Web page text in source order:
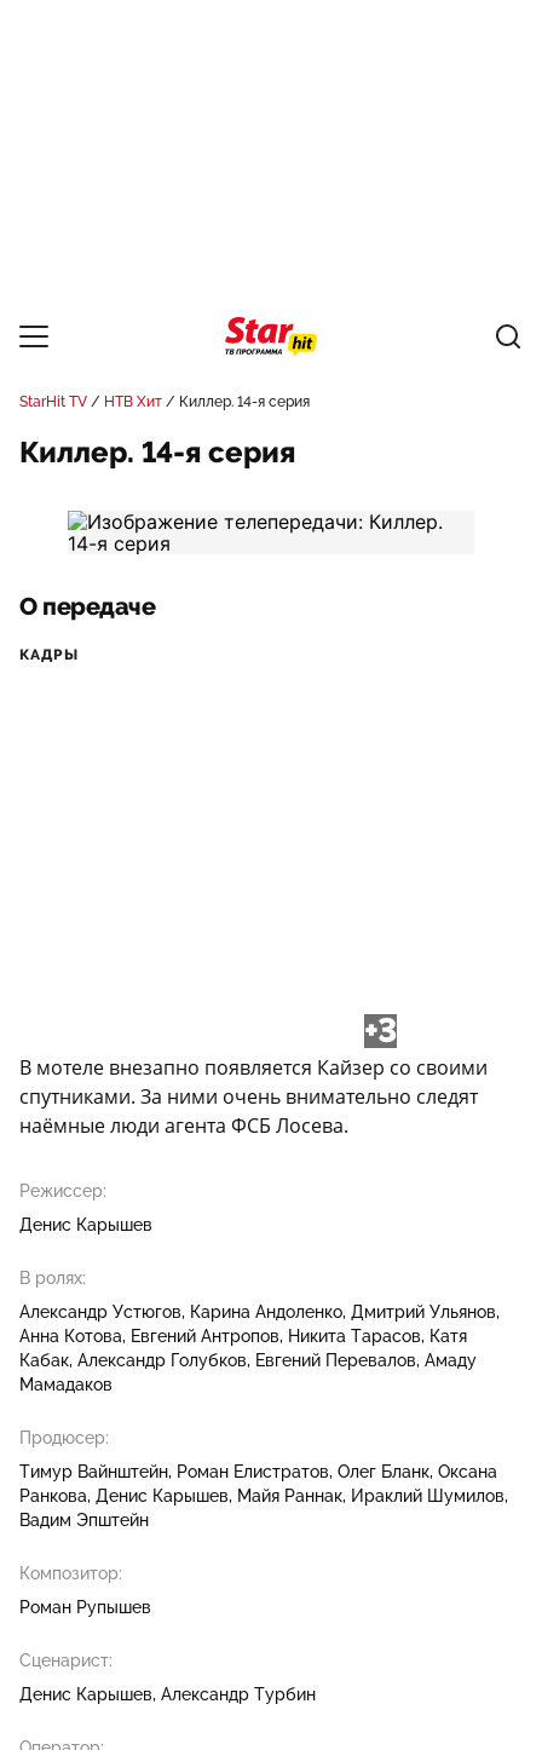
StarHit TV НТВ Хит Киллер. 14-я серия
Киллер. 14-я серия
О передаче
КАДРЫ
+3
В мотеле внезапно появляется Кайзер со своими
спутниками. За ними очень внимательно следят
наёмные люди агента ФСБ Лосева.
Режиссер:
Денис Карышев
В ролях:
Александр Устюгов
Карина Андоленко Дмитрий Ульянов
Анна Котова Евгений Антропов Никита Тарасов
Катя
Кабак Александр Голубков Евгений Перевалов Амаду
Мамадаков
Продюсер:
Тимур Вайнштейн Роман Елистратов Олег Бланк Оксана
Ранкова Денис Карышев Майя Раннак Ираклий Шумилов
Вадим Эпштейн
Композитор:
Роман Рупышев
Сценарист:
Денис Карышев Александр Турбин